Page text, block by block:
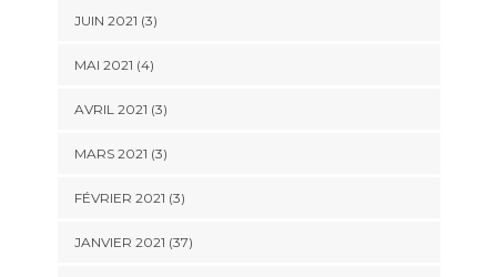
JUIN 2021 (3)
MAI 2021 (4)
AVRIL 2021 (3)
MARS 2021 (3)
FÉVRIER 2021 (3)
JANVIER 2021 (37)